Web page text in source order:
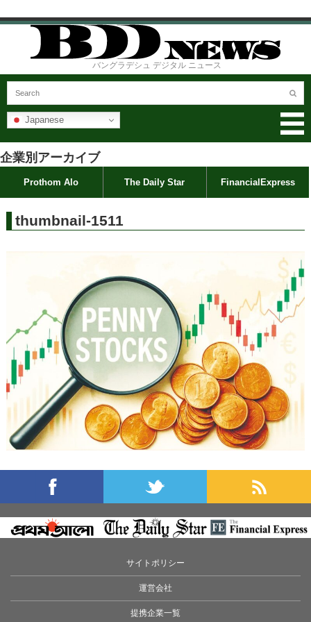
バングラデシュ デジタル ニュース
Japanese
企業別アーカイブ
Prothom Alo The Daily Star FinancialExpress
thumbnail-1511
サイトポリシー
運営会社
提携企業一覧